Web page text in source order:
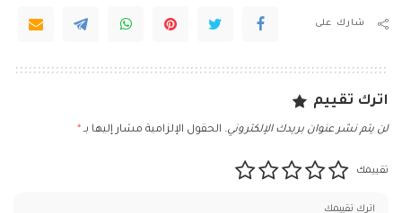
شارك على
اترك تقييم
لن يتم نشر عنوان بريدك الإلكتروني. الحقول الإلزامية مشار إليها بـ *
تقييمك